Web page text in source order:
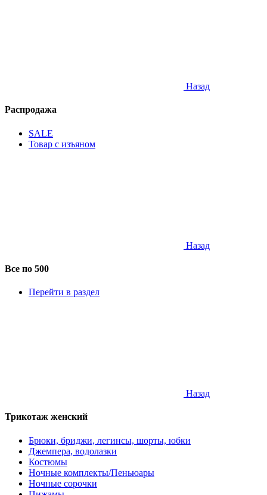
Назад
Распродажа
SALE
Товар с изъяном
Назад
Все по 500
Перейти в раздел
Назад
Трикотаж женский
Брюки, бриджи, легинсы, шорты, юбки
Джемпера, водолазки
Костюмы
Ночные комплекты/Пеньюары
Ночные сорочки